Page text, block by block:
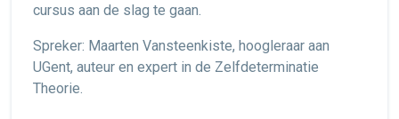
cursus aan de slag te gaan.
Spreker: Maarten Vansteenkiste, hoogleraar aan
UGent, auteur en expert in de Zelfdeterminatie
Theorie.